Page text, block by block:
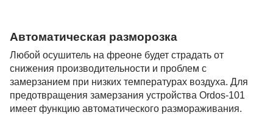
Автоматическая разморозка
Любой осушитель на фреоне будет страдать от
снижения производительности и проблем с
замерзанием при низких температурах воздуха. Для
предотвращения замерзания устройства Ordos-101
имеет функцию автоматического размораживания.